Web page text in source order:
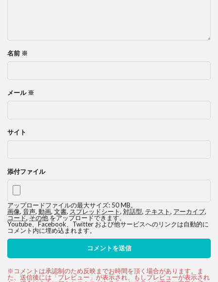
名前 ※
メール ※
サイト
添付ファイル
アップロードファイルの最大サイズ: 50 MB。
画像, 音声, 動画, 文書, スプレッドシート, 対話型, テキスト, アーカイブ,
コード,その他をアップロードできます。
Youtube、Facebook、Twitter および他サービスへのリンクは自動的に
コメント内に埋め込まれます。